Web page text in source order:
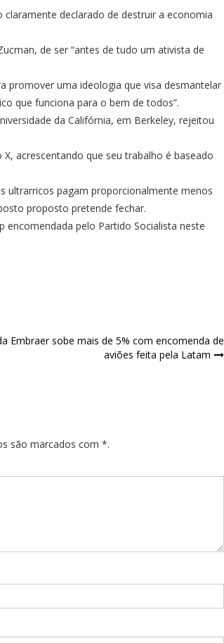
declarado de destruir a economia
de ser “antes de tudo um ativista de
promover uma ideologia que visa desmantelar
que funciona para o bem de todos”.
da Califórnia, em Berkeley, rejeitou
acrescentando que seu trabalho é baseado
ultrarricos pagam proporcionalmente menos
proposto pretende fechar.
pelo Partido Socialista neste
Embraer sobe mais de 5% com encomenda de
aviões feita pela Latam
são marcados com *.